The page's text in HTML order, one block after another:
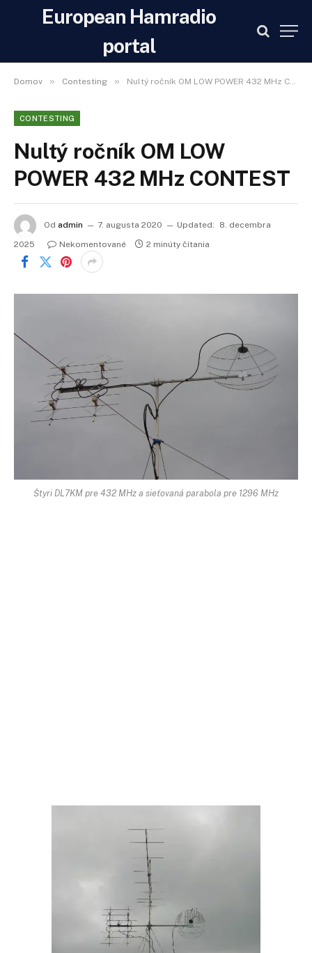
European Hamradio
portal
Domov » Contesting » Nultý ročník OM LOW POWER 432 MHz CONTEST
CONTESTING
Nultý ročník OM LOW
POWER 432 MHz CONTEST
Od admin 7. augusta 2020 Updated:
8. decembra
2025
Nekomentované 2 minúty čítania
Štyri DL7KM pre 432 MHz a sieťovaná parabola pre 1296 MHz